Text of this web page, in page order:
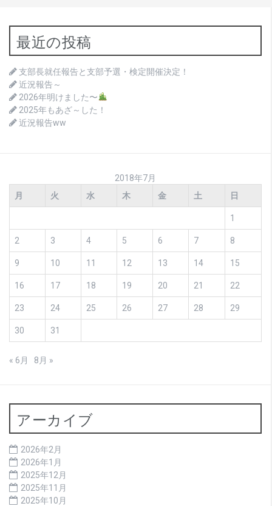
最近の投稿
支部長就任報告と支部予選・検定開催決定！
近況報告～
2026年明けました〜
2025年もあざ～した！
近況報告ww
2018年7月
月
火 水 木 金 土 日
1
2 3 4 5 6 7 8
9 10 11 12 13 14 15
16 17 18 19 20 21 22
23 24 25 26 27 28 29
30 31
« 6月 8月 »
アーカイブ
2026年2月
2026年1月
2025年12月
2025年11月
2025年10月